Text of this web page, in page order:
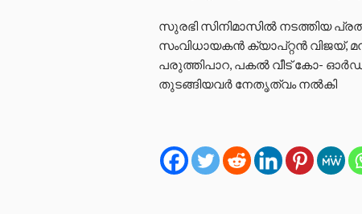
സുരഭി സിനിമാസിൽ നടത്തിയ
സംവിധായകൻ ക്യാപ്റ്റൻ
പരുത്തിപാറ, പകൽ വീട് കോ-
തുടങ്ങിയവർ നേതൃത്വം നൽകി